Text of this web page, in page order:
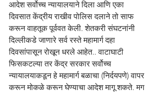
आदेश सर्वोच्च न्यायालयाने दिला आणि एका
दिवसात केंद्रीय राखीव पोलिस दलाने तो साफ
करून वाहतूक पूर्ववत केली. शेतकरी संघटनांनी
दिल्लीकडे जाणारे सर्व रस्ते महामार्ग दहा
दिवसांपासून रोखून धरले आहेत.. वाटाघाटी
फिसकटल्या तर केंद्र सरकार सर्वोच्च
न्यायालयाकडून हे महामार्ग बळाचा (निर्दयपणे) वापर
करून मोकळे करून घेण्याचा आदेश मागू शकते. मग